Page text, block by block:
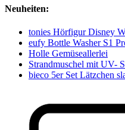
Neuheiten:
tonies Hörfigur Disney
eufy Bottle Washer S1
Holle Gemüseallerlei
Strandmuschel mit UV-
bieco 5er Set Lätzchen